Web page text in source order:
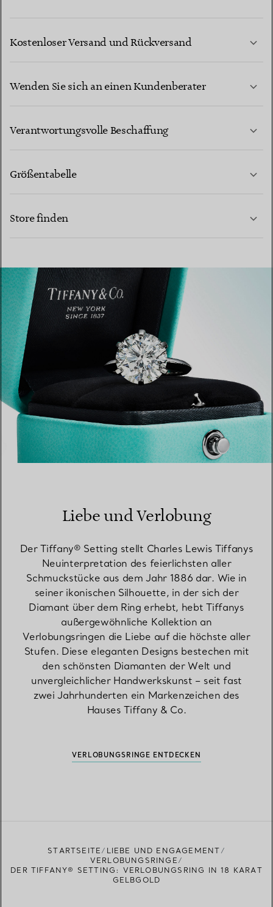
Kostenloser Versand und Rückversand
Wenden Sie sich an einen Kundenberater
Verantwortungsvolle Beschaffung
MEHR ERFAHREN
Größentabelle
Store finden
EINEN STORE IN IHRER NÄHE FINDEN
Liebe und Verlobung
Der Tiffany® Setting stellt Charles Lewis Tiffanys
Neuinterpretation des feierlichsten aller
Schmuckstücke aus dem Jahr 1886 dar. Wie in
seiner ikonischen Silhouette, in der sich der
Diamant über dem Ring erhebt, hebt Tiffanys
außergewöhnliche Kollektion an
Verlobungsringen die Liebe auf die höchste aller
Stufen. Diese eleganten Designs bestechen mit
den schönsten Diamanten der Welt und
unvergleichlicher Handwerkskunst – seit fast
zwei Jahrhunderten ein Markenzeichen des
Hauses Tiffany & Co.
VERLOBUNGSRINGE ENTDECKEN
STARTSEITE
LIEBE UND ENGAGEMENT
VERLOBUNGSRINGE
DER TIFFANY® SETTING: VERLOBUNGSRING IN 18 KARAT
GELBGOLD